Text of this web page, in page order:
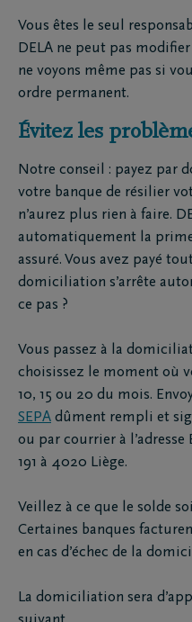
Vous êtes le seul
DELA ne peut pas
ne voyons même pas si
ordre permanent.
Évitez les
Notre conseil : payez par
votre banque de résilier
n’aurez plus rien à faire.
automatiquement la
assuré. Vous avez payé
domiciliation s’arrête
ce pas ?
Vous passez à la
choisissez le moment où
10, 15 ou 20 du mois.
SEPA dûment rempli et
ou par courrier à l’adresse
191 à 4020 Liège.
Veillez à ce que le solde
Certaines banques
en cas d’échec de la
La domiciliation sera